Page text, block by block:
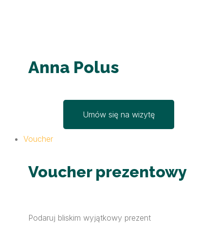
Anna Polus
Umów się na wizytę
Voucher
Voucher prezentowy
Podaruj bliskim wyjątkowy prezent